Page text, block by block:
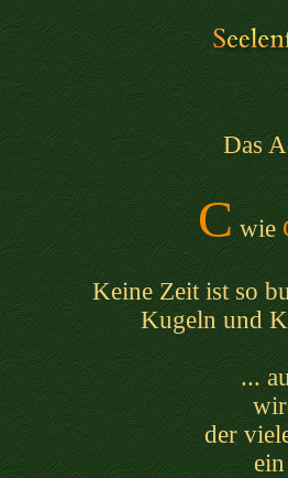
Das
C wie
Keine Zeit ist so
Kugeln und
...
der